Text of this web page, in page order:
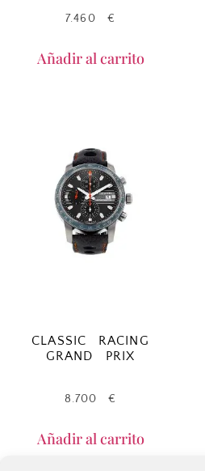
7.460 €
Añadir al carrito
CLASSIC RACING
GRAND PRIX
8.700€
Añadir al carrito